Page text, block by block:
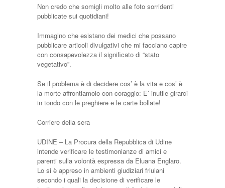
Non credo che somigli molto alle foto sorridenti
pubblicate sui quotidiani!
Immagino che esistano dei medici che possano
pubblicare articoli divulgativi che mi facciano capire
con consapevolezza il significato di “stato
vegetativo”.
Se il problema è di decidere cos’ è la vita e cos’ è
la morte affrontiamolo con coraggio: E’ inutile girarci
in tondo con le preghiere e le carte bollate!
Corriere della sera
UDINE – La Procura della Repubblica di Udine
intende verificare le testimonianze di amici e
parenti sulla volontà espressa da Eluana Englaro.
Lo si è appreso in ambienti giudiziari friulani
secondo i quali la decisione di verificare le